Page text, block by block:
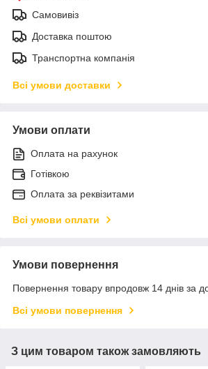
Самовивіз
Доставка поштою
Транспортна компанія
Всі умови доставки
Умови оплати
Оплата на рахунок
Готівкою
Оплата за реквізитами
Всі умови оплати
Умови повернення
Повернення товару впродовж 14 днів за
Всі умови повернення
З цим товаром також замовляють